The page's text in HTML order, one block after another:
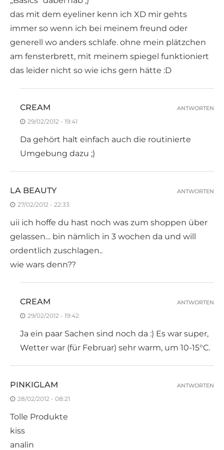
das mit dem eyeliner kenn ich XD mir gehts
immer so wenn ich bei meinem freund oder
generell wo anders schlafe. ohne mein plätzchen
am fensterbrett, mit meinem spiegel funktioniert
das leider nicht so wie ichs gern hätte :D
CREAM
29/02/2012 - 19:41
Da gehört halt einfach auch die routinierte
Umgebung dazu ;)
ANTWORTEN
LA BEAUTY
27/02/2012 - 22:33
uii ich hoffe du hast noch was zum shoppen über
gelassen… bin nämlich in 3 wochen da und will
ordentlich zuschlagen..
wie wars denn??
ANTWORTEN
CREAM
29/02/2012 - 19:42
Ja ein paar Sachen sind noch da :) Es war super,
Wetter war (für Februar) sehr warm, um 10-15°C.
ANTWORTEN
PINKIGLAM
28/02/2012 - 08:21
Tolle Produkte
kiss
analin
ANTWORTEN